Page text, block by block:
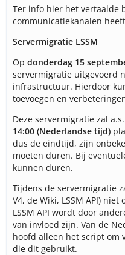
Ter info hier het vertaalde
communicatiekanalen
Servermigratie LSSM
Op donderdag 15
servermigratie uitgevoerd
infrastructuur. Hierdoor
toevoegen en
Deze servermigratie zal
14:00 (Nederlandse tijd)
dus de eindtijd, zijn
moeten duren. Bij
kunnen duren.
Tijdens de servermigratie
V4, de Wiki, LSSM API)
LSSM API wordt door
van invloed zijn. Van de
hoofd alleen het script om
die dit gebruikt.